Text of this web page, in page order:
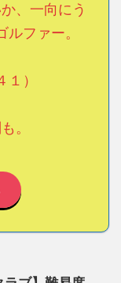
、一向にう
ファー。
）
。